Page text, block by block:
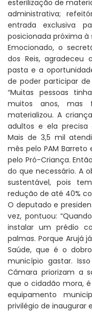
esterilização de
administrativa;
entrada exclusiva
posicionada próxima à
Emocionado, o
dos Reis,
pasta e a
de poder participar
“Muitas pessoas
muitos anos, mas
materializou. A
adultos e ela precisa
Mais de 3,5 mil
mês pelo PAM
pelo Pró-Criança.
do que necessário. A
sustentável, pois
redução de até 40%
O deputado e
vez, pontuou:
instalar um prédio
palmas. Porque Arujá
Saúde, que é o
município gastar.
Câmara priorizam a
que o cidadão mora,
equipamento
privilégio de inaugurar